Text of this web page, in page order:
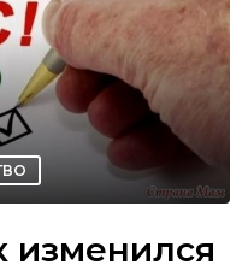
изменился